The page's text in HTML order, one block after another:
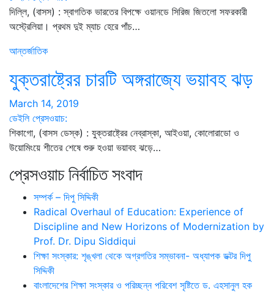
দিল্লি, (বাসস) : স্বাগতিক ভারতের বিপক্ষে ওয়ানডে সিরিজ জিতলো সফরকারী
অস্ট্রেলিয়া। প্রথম দুই ম্যাচ হেরে পাঁচ…
আন্তর্জাতিক
যুক্তরাষ্ট্রের চারটি অঙ্গরাজ্যে ভয়াবহ ঝড়
March 14, 2019
ডেইলি প্রেসওয়াচ:
শিকাগো, (বাসস ডেস্ক) : যুক্তরাষ্ট্রের নেব্রাস্কা, আইওয়া, কোলোরাডো ও
উয়োমিংয়ে শীতের শেষে শুরু হওয়া ভয়াবহ ঝড়ে…
প্রেসওয়াচ নির্বাচিত সংবাদ
সম্পর্ক – দিপু সিদ্দিকী
Radical Overhaul of Education: Experience of
Discipline and New Horizons of Modernization by
Prof. Dr. Dipu Siddiqui
শিক্ষা সংস্কার: শৃঙ্খলা থেকে অগ্রগতির সম্ভাবনা- অধ্যাপক ডক্টর দিপু
সিদ্দিকী
বাংলাদেশের শিক্ষা সংস্কার ও পরিচ্ছন্ন পরিবেশ সৃষ্টিতে ড. এহসানুল হক